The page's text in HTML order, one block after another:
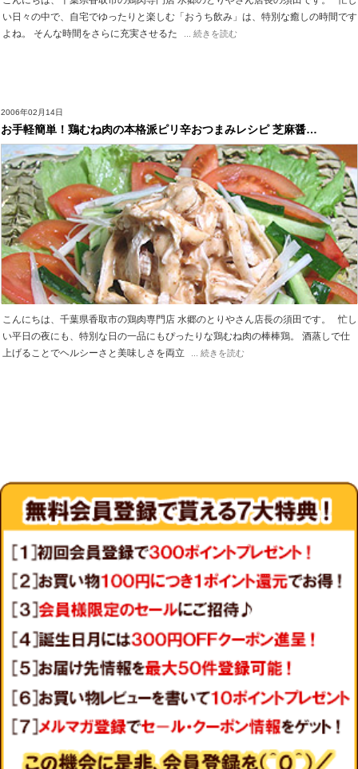
い日々の中で、自宅でゆったりと楽しむ「おうち飲み」は、特別な癒しの時間です
よね。 そんな時間をさらに充実させるた
... 続きを読む
2006年02月14日
お手軽簡単！鶏むね肉の本格派ピリ辛おつまみレシピ 芝麻醤…
こんにちは、千葉県香取市の鶏肉専門店 水郷のとりやさん店長の須田です。 忙し
い平日の夜にも、特別な日の一品にもぴったりな鶏むね肉の棒棒鶏。 酒蒸しで仕
上げることでヘルシーさと美味しさを両立
... 続きを読む